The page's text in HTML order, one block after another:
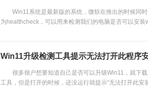
Win11系统是最新版的系统，微软在推出的时候同时
为healthcheck，可以用来检测我们的电脑是否可以安装
Win11升级检测工具提示无法打开此程序
很多很户想要知道自己是否可以升级Win11，就下载
工具，但是打开的时候，还没运行就提示“无法打开此安